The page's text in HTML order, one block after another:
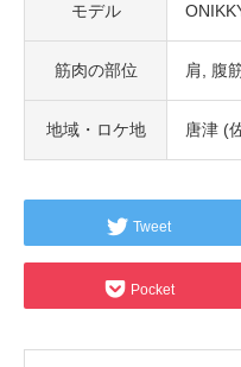
モデル
筋肉の部位 肩 腹
地域・ロケ地 唐津 (
Tweet
Pocket